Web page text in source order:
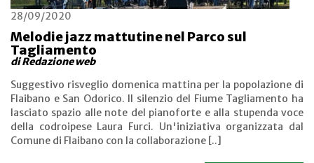
28/09/2020
Melodie jazz mattutine nel Parco sul
Tagliamento
di Redazione web
Suggestivo risveglio domenica mattina per la popolazione di
Flaibano e San Odorico. Il silenzio del Fiume Tagliamento ha
lasciato spazio alle note del pianoforte e alla stupenda voce
della codroipese Laura Furci. Un'iniziativa organizzata dal
Comune di Flaibano con la collaborazione [..]